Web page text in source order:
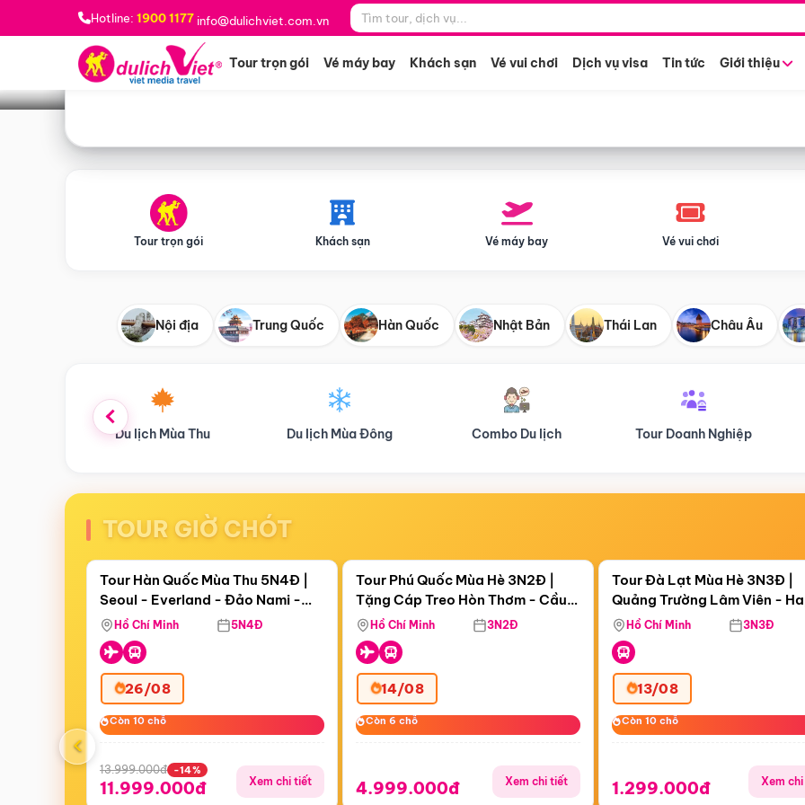
Hotline: 1900 1177 info@dulichviet.com.vn
Tour trọn gói Vé máy bay Khách sạn Vé vui chơi Dịch vụ visa Tin tức Giới thiệu
Bạn muốn đi đâu? *
Tour trọn gói Khách sạn Vé máy bay Vé vui chơi
Nội địa Trung Quốc Hàn Quốc Nhật Bản Thái Lan Châu Âu
Du lịch Mùa Đông Combo Du lịch Tour Doanh Nghiệp Du lịch Hành Hương
TOUR GIỜ CHÓT
Còn19 ngày 11:25:54
Điểm nổi bật
Tour Hàn Quốc Mùa Thu 5N4Đ |
Seoul - Everland - Đảo Nami -
Tháp Namsan (Bay Sun Phuquoc
Airways)
Hồ Chí Minh 5N4Đ
26/08
Còn 10 chỗ
Còn 10 chỗ
13.999.000đ -14%
11.999.000đ Xem chi tiết
Còn07 ngày 11:25:54
Tặng Cáp Treo Hòn Thơm
Tour Phú Quốc Mùa Hè 3N2Đ |
Tặng Cáp Treo Hòn Thơm - Cầu
Hôn - Công Viên Nước Aquatopia
Hồ Chí Minh 3N2Đ
14/08
Còn 6 chỗ
Còn 6 chỗ
4.999.000đ Xem chi tiết
Còn06 ngày 11:25:54
Tour Đà Lạt Mùa Hè 3N3Đ |
Quảng Trường Lâm Viên -
Hill - Puppy Farm
Hồ Chí Minh 3N3Đ
13/08
Còn 10 chỗ
Còn 10 chỗ
1.299.000đ Xem
‹